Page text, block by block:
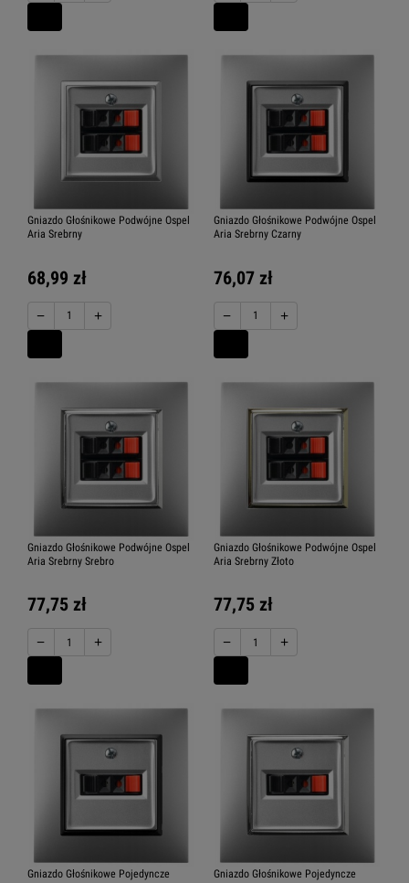
Gniazdo Głośnikowe Podwójne Ospel
Aria Srebrny
68,99 zł
− +
Gniazdo Głośnikowe Podwójne Ospel
Aria Srebrny Czarny
76,07 zł
− +
Gniazdo Głośnikowe Podwójne Ospel
Aria Srebrny Srebro
77,75 zł
− +
Gniazdo Głośnikowe Podwójne Ospel
Aria Srebrny Złoto
77,75 zł
− +
Gniazdo Głośnikowe Pojedyncze
Gniazdo Głośnikowe Pojedyncze